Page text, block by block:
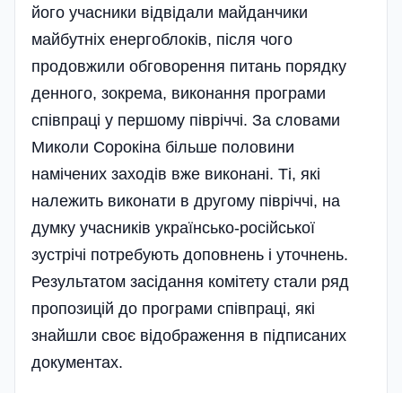
його учасники відвідали майданчики
майбутніх енергоблоків, після чого
продовжили обговорення питань порядку
денного, зокрема, виконання програми
співпраці у першому півріччі. За словами
Миколи Сорокіна більше половини
намічених заходів вже виконані. Ті, які
належить виконати в другому півріччі, на
думку учасників українсько-російської
зустрічі потребують доповнень і уточнень.
Результатом засідання комітету стали ряд
пропозицій до програми співпраці, які
знайшли своє відображення в підписаних
документах.